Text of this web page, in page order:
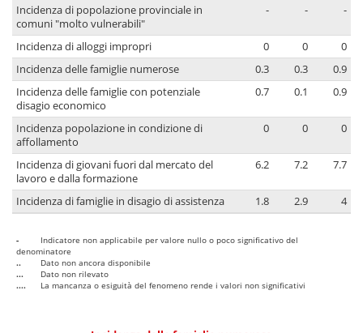
Incidenza di popolazione provinciale in
comuni "molto vulnerabili"
- - -
Incidenza di alloggi impropri 0 0
0
Incidenza delle famiglie numerose
0.3 0.3
0.9
Incidenza delle famiglie con potenziale
disagio economico
0.7 0.1 0.9
Incidenza popolazione in condizione di
affollamento
0 0 0
Incidenza di giovani fuori dal mercato del
lavoro e dalla formazione
6.2 7.2 7.7
Incidenza di famiglie in disagio di assistenza 1.8 2.9 4
-
Indicatore non applicabile per valore nullo o poco significativo del
denominatore
..
Dato non ancora disponibile
...
Dato non rilevato
....
La mancanza o esiguità del fenomeno rende i valori non significativi